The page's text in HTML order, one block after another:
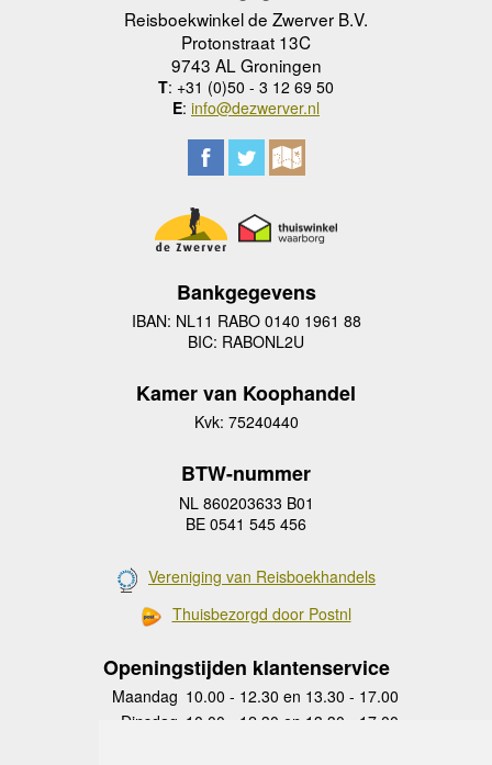
Reisboekwinkel de Zwerver B.V.
Protonstraat 13C
9743 AL Groningen
T: +31 (0)50 - 3 12 69 50
E: info@dezwerver.nl
Bankgegevens
IBAN: NL11 RABO 0140 1961 88
BIC: RABONL2U
Kamer van Koophandel
Kvk: 75240440
BTW-nummer
NL 860203633 B01
BE 0541 545 456
Vereniging van Reisboekhandels
Thuisbezorgd door Postnl
Openingstijden klantenservice
Maandag 10.00 - 12.30 en 13.30 - 17.00
Dinsdag 10.00 - 12.30 en 13.30 - 17.00